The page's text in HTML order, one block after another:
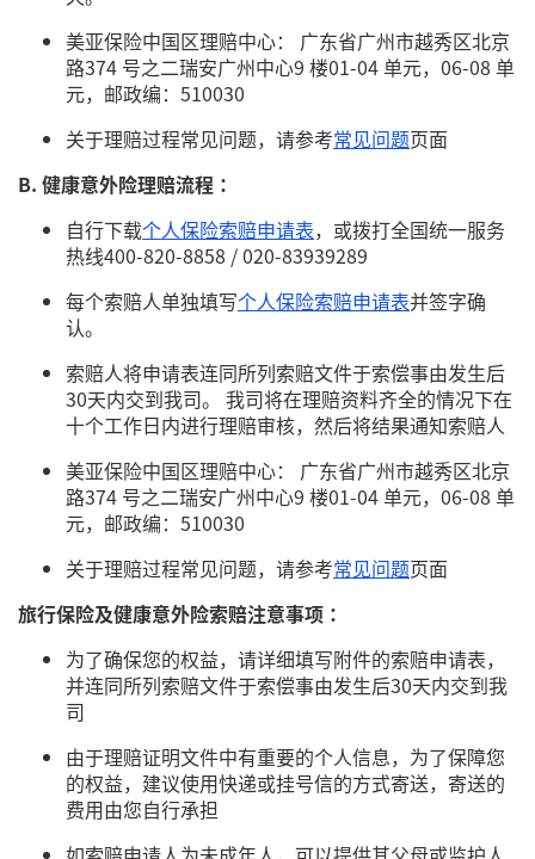
美亚保险中国区理赔中心： 广东省广州市越秀区北京
路374 号之二瑞安广州中心9 楼01-04 单元，06-08 单
元，邮政编：510030
关于理赔过程常见问题，请参考常见问题页面
B. 健康意外险理赔流程 ：
自行下载个人保险索赔申请表，或拨打全国统一服务
热线400-820-8858 / 020-83939289
每个索赔人单独填写个人保险索赔申请表并签字确
认。
索赔人将申请表连同所列索赔文件于索偿事由发生后
30天内交到我司。 我司将在理赔资料齐全的情况下在
十个工作日内进行理赔审核，然后将结果通知索赔人
美亚保险中国区理赔中心： 广东省广州市越秀区北京
路374 号之二瑞安广州中心9 楼01-04 单元，06-08 单
元，邮政编：510030
关于理赔过程常见问题，请参考常见问题页面
旅行保险及健康意外险索赔注意事项 ：
为了确保您的权益，请详细填写附件的索赔申请表，
并连同所列索赔文件于索偿事由发生后30天内交到我
司
由于理赔证明文件中有重要的个人信息，为了保障您
的权益，建议使用快递或挂号信的方式寄送，寄送的
费用由您自行承担